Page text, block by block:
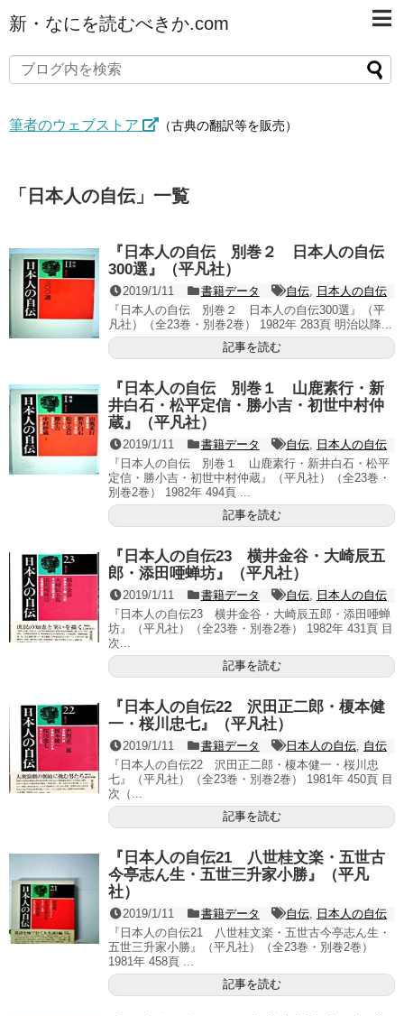
新・なにを読むべきか.com
筆者のウェブストア （古典の翻訳等を販売）
「 日本人の自伝」 一覧
『日本人の自伝 別巻２ 日本人の自伝
300選』（平凡社）
2019/1/11 書籍データ 自伝, 日本人の自伝
『日本人の自伝 別巻２ 日本人の自伝300選』（平
凡社）（全23巻・別巻2巻） 1982年 283頁 明治以降...
記事を読む
『日本人の自伝 別巻１ 山鹿素行・新
井白石・松平定信・勝小吉・初世中村仲
蔵』（平凡社）
2019/1/11 書籍データ 自伝, 日本人の自伝
『日本人の自伝 別巻１ 山鹿素行・新井白石・松平
定信・勝小吉・初世中村仲蔵』（平凡社）（全23巻・
別巻2巻） 1982年 494頁 ...
記事を読む
『日本人の自伝23 横井金谷・大崎辰五
郎・添田唖蝉坊』（平凡社）
2019/1/11 書籍データ 自伝, 日本人の自伝
『日本人の自伝23 横井金谷・大崎辰五郎・添田唖蝉
坊』（平凡社）（全23巻・別巻2巻） 1982年 431頁 目
次...
記事を読む
『日本人の自伝22 沢田正二郎・榎本健
一・桜川忠七』（平凡社）
2019/1/11 書籍データ 日本人の自伝, 自伝
『日本人の自伝22 沢田正二郎・榎本健一・桜川忠
七』（平凡社）（全23巻・別巻2巻） 1981年 450頁 目
次（...
記事を読む
『日本人の自伝21 八世桂文楽・五世古
今亭志ん生・五世三升家小勝』（平凡
社）
2019/1/11 書籍データ 自伝, 日本人の自伝
『日本人の自伝21 八世桂文楽・五世古今亭志ん生・
五世三升家小勝』（平凡社）（全23巻・別巻2巻）
1981年 458頁 ...
記事を読む